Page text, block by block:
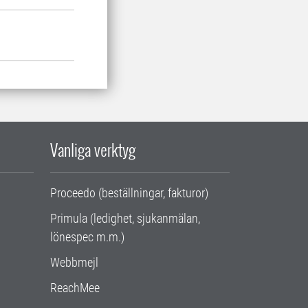
Vanliga verktyg
Proceedo (beställningar, fakturor)
Primula (ledighet, sjukanmälan,
lönespec m.m.)
Webbmejl
ReachMee